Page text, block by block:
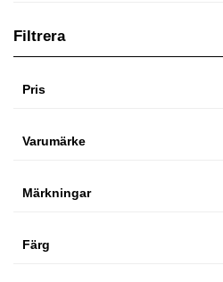
Filtrera
Pris
Varumärke
Märkningar
Färg